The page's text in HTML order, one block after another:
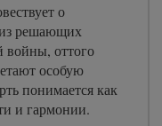
о
решающих
войны, оттого
особую
понимается как
и гармонии.